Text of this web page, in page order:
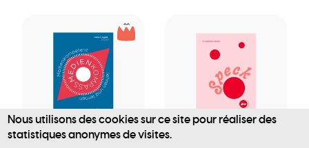
Publication Publication
Nous utilisons des cookies sur ce site pour réaliser des
statistiques anonymes de visites.